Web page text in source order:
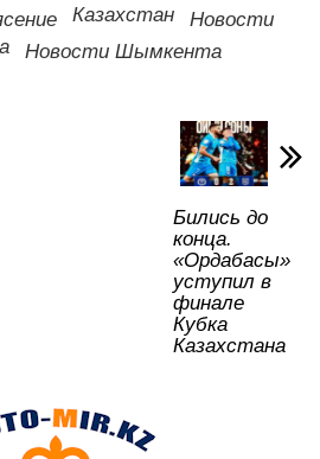
kl
a
a
m
в
Казахстан
Новости
Новости Шымкента
Бились до
конца.
«Ордабасы»
уступил в
финале
Кубка
Казахстана